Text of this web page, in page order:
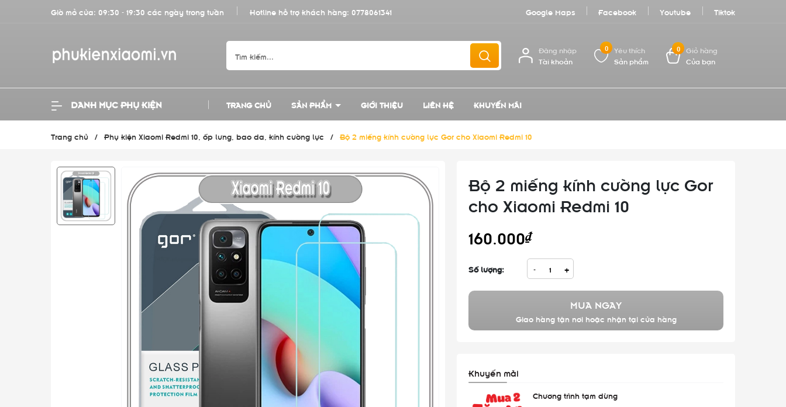
Giờ mở cửa: 09:30 - 19:30 các ngày trong tuần Hotline hỗ trợ khách hàng: 0778061341 Google Maps Facebook Youtube Tiktok
Đăng nhập
Tài khoản
0
Yêu thích
Sản phẩm
0
Giỏ hàng
Của bạn
DANH MỤC PHỤ KIỆN TRANG CHỦ SẢN PHẨM GIỚI THIỆU LIÊN HỆ KHUYẾN MÃI
Trang chủ / Phụ kiện Xiaomi Redmi 10, ốp lưng, bao da, kính cường lực / Bộ 2 miếng kính cường lực Gor cho Xiaomi Redmi 10
Bộ 2 miếng kính cường lực Gor
cho Xiaomi Redmi 10
160.000₫
Số lượng: - +
MUA NGAY
Giao hàng tận nơi hoặc nhận tại cửa hàng
Khuyến mãi
Chương trình tạm dừng